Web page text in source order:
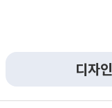
디자인